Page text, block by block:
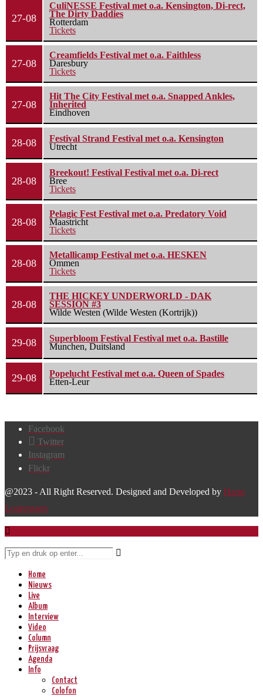
27-08
CuliNESSE Festival met o.a. Kensington, Di-rect,
The Dirty Daddies
Rotterdam
Tickets
27-08
Creamfields Festival met o.a. Faithless
Daresbury
Tickets
27-08
Hit The City Festival met o.a. Snapped Ankles,
Inherited
Eindhoven
28-08
Festival Strand Festival met o.a. Kensington
Utrecht
28-08
Breekout! Festival Festival met o.a. Di-rect
Bree
Tickets
28-08
Pelagic Fest Festival met o.a. Predatory Void
Maastricht
Tickets
28-08
Metallicamp Festival met o.a. HESKEN
Ommen
Tickets
28-08
THE HICKEY UNDERWORLD - DAK
SESSION #3
Wilde Westen (Wilde Westen (Kortrijk))
29-08
Superbloom Festival Festival met o.a. Bastille
Munchen, Duitsland
29-08
Popelucht Festival met o.a. Queen of Spades
Etten-Leur
Facebook
Twitter
Instagram
Flickr
@2023 - All Right Reserved. Designed and Developed by Harm
Lourenssen
Home
Nieuws
Live
Album
Interview
Video
Column
Prijsvraag
Agenda
Info
Contact
Colofon